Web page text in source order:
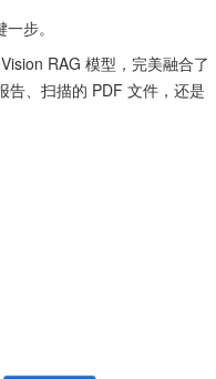
步。
告、扫描的 PDF 文件，还是